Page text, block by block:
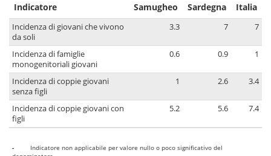
Indicatore Samugheo Sardegna Italia
Incidenza di giovani che vivono
da soli
3.3 7 7
Incidenza di famiglie
monogenitoriali giovani
0.6 0.9 1
Incidenza di coppie giovani
senza figli
1 2.6 3.4
Incidenza di coppie giovani con
figli
5.2 5.6 7.4
-
Indicatore non applicabile per valore nullo o poco significativo del